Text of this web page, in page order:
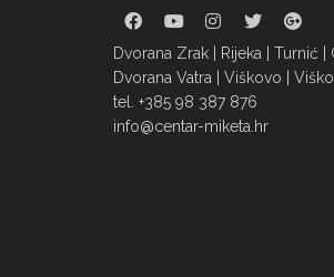
Dvorana Zrak | Rijeka | Turnić |
Dvorana Vatra | Viškovo |
tel. +385 98 387 876
info@centar-miketa.hr